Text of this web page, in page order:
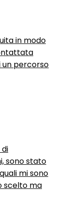
in modo
percorso
sono stato
mi sono
scelto ma